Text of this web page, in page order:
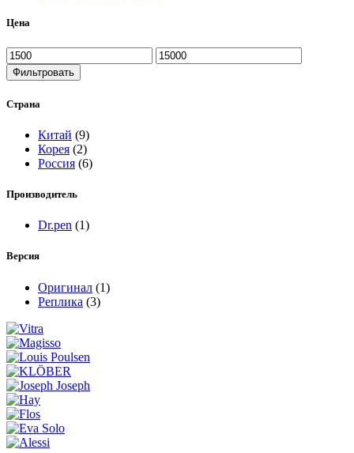
Цена
Фильтровать
Страна
Китай (9)
Корея (2)
Россия (6)
Производитель
Dr.pen (1)
Версия
Оригинал (1)
Реплика (3)